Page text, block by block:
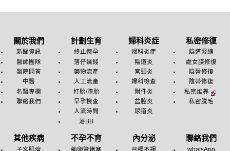
關於我們
新聞資訊
醫師團隊
醫院問答
中醫
名醫專欄
聯絡我們
計劃生育
終止懷孕
落仔幾錢
藥物流產
人工流產
打胎/堕胎
早孕檢查
人流時間
落BB
婦科炎症
婦科炎症
陰道炎
宮頸炎
婦科檢查
附件炎
盆腔炎
尿道炎
私密修復
陰道緊縮
處女膜修復
陰唇修復
陰蒂修復
私密维养
私密脱毛
其他疾病
子宮肌瘤
不孕不育
輸卵管堵塞
內分泌
月經不調
聯絡我們
whatsApp